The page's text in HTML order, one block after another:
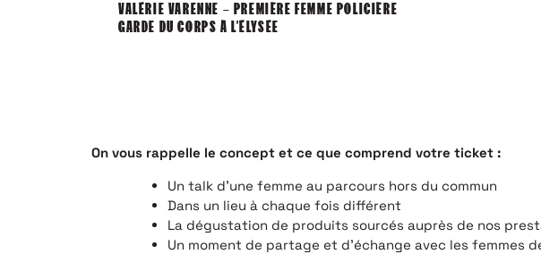
VALÉRIE VARENNE – PREMIÈRE FEMME POLICIÈRE
GARDE DU CORPS À L’ÉLYSÉE
On vous rappelle le concept et ce que comprend votre ticket :
Un talk d’une femme au parcours hors du commun
Dans un lieu à chaque fois différent
La dégustation de produits sourcés auprès de nos
Un moment de partage et d’échange avec les femmes